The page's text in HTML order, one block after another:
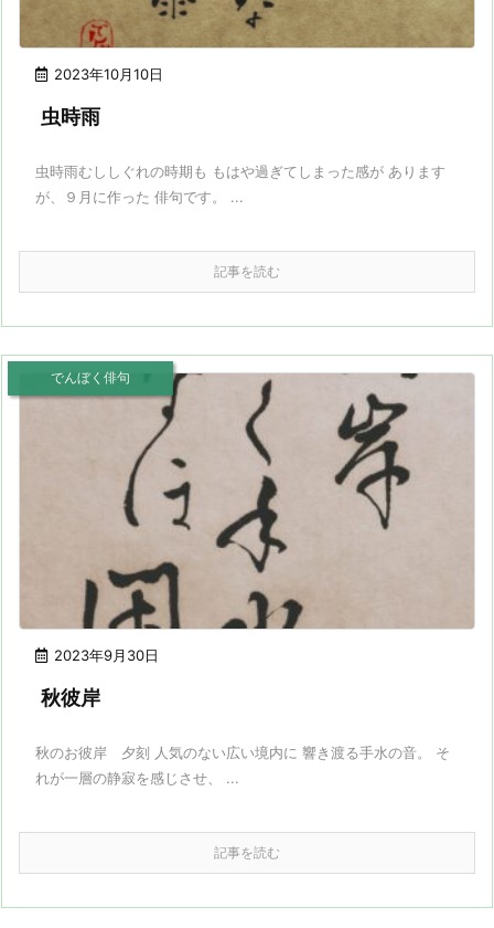
2023年10月10日
虫時雨
虫時雨むししぐれの時期も もはや過ぎてしまった感が あります
が、９月に作った 俳句です。 ...
記事を読む
2023年9月30日
でんぼく俳句
秋彼岸
秋のお彼岸 夕刻 人気のない広い境内に 響き渡る手水の音。 そ
れが一層の静寂を感じさせ、 ...
記事を読む